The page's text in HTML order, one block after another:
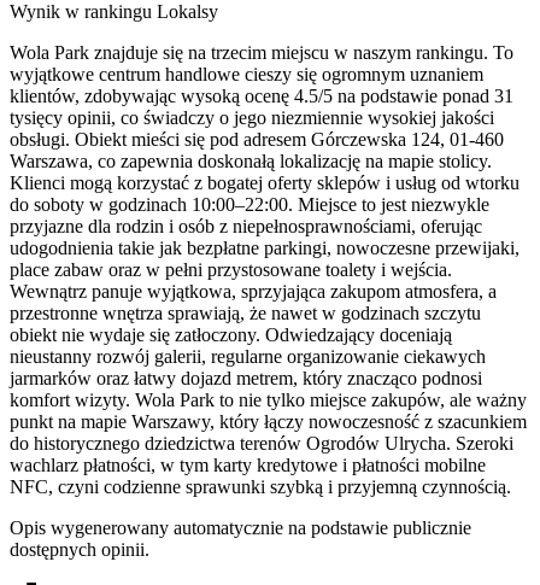
Wynik w rankingu Lokalsy
Wola Park znajduje się na trzecim miejscu w naszym rankingu. To
wyjątkowe centrum handlowe cieszy się ogromnym uznaniem
klientów, zdobywając wysoką ocenę 4.5/5 na podstawie ponad 31
tysięcy opinii, co świadczy o jego niezmiennie wysokiej jakości
obsługi. Obiekt mieści się pod adresem Górczewska 124, 01-460
Warszawa, co zapewnia doskonałą lokalizację na mapie stolicy.
Klienci mogą korzystać z bogatej oferty sklepów i usług od wtorku
do soboty w godzinach 10:00–22:00. Miejsce to jest niezwykle
przyjazne dla rodzin i osób z niepełnosprawnościami, oferując
udogodnienia takie jak bezpłatne parkingi, nowoczesne przewijaki,
place zabaw oraz w pełni przystosowane toalety i wejścia.
Wewnątrz panuje wyjątkowa, sprzyjająca zakupom atmosfera, a
przestronne wnętrza sprawiają, że nawet w godzinach szczytu
obiekt nie wydaje się zatłoczony. Odwiedzający doceniają
nieustanny rozwój galerii, regularne organizowanie ciekawych
jarmarków oraz łatwy dojazd metrem, który znacząco podnosi
komfort wizyty. Wola Park to nie tylko miejsce zakupów, ale ważny
punkt na mapie Warszawy, który łączy nowoczesność z szacunkiem
do historycznego dziedzictwa terenów Ogrodów Ulrycha. Szeroki
wachlarz płatności, w tym karty kredytowe i płatności mobilne
NFC, czyni codzienne sprawunki szybką i przyjemną czynnością.
Opis wygenerowany automatycznie na podstawie publicznie
dostępnych opinii.